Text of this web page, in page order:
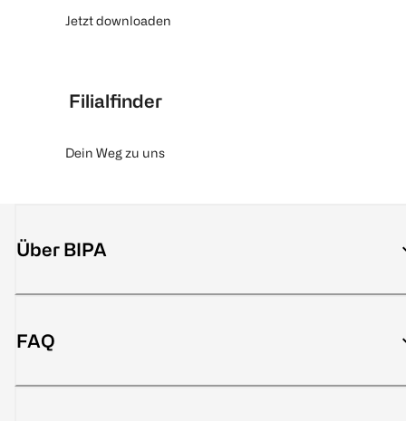
Jetzt downloaden
Filialfinder
Dein Weg zu uns
Über BIPA
FAQ